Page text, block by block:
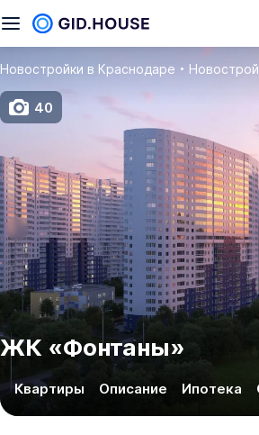
Новостройки в Краснодаре
40
ЖК «Фонтаны»
Квартиры Описание Ипотека